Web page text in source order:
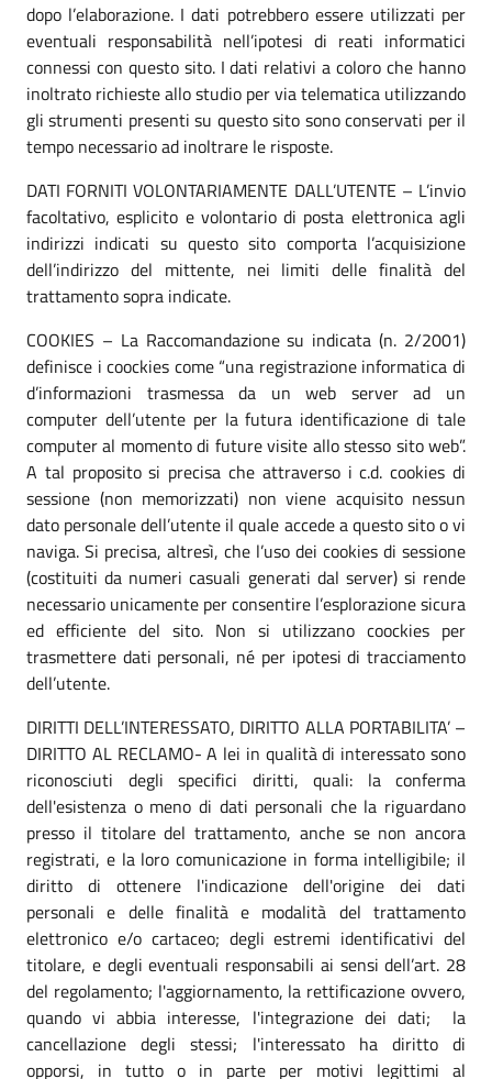
dopo l’elaborazione. I dati potrebbero essere utilizzati per
eventuali responsabilità nell’ipotesi di reati informatici
connessi con questo sito. I dati relativi a coloro che hanno
inoltrato richieste allo studio per via telematica utilizzando
gli strumenti presenti su questo sito sono conservati per il
tempo necessario ad inoltrare le risposte.
DATI FORNITI VOLONTARIAMENTE DALL’UTENTE – L’invio
facoltativo, esplicito e volontario di posta elettronica agli
indirizzi indicati su questo sito comporta l’acquisizione
dell’indirizzo del mittente, nei limiti delle finalità del
trattamento sopra indicate.
COOKIES – La Raccomandazione su indicata (n. 2/2001)
definisce i coockies come “una registrazione informatica di
d’informazioni trasmessa da un web server ad un
computer dell’utente per la futura identificazione di tale
computer al momento di future visite allo stesso sito web”.
A tal proposito si precisa che attraverso i c.d. cookies di
sessione (non memorizzati) non viene acquisito nessun
dato personale dell’utente il quale accede a questo sito o vi
naviga. Si precisa, altresì, che l’uso dei cookies di sessione
(costituiti da numeri casuali generati dal server) si rende
necessario unicamente per consentire l’esplorazione sicura
ed efficiente del sito. Non si utilizzano coockies per
trasmettere dati personali, né per ipotesi di tracciamento
dell’utente.
DIRITTI DELL’INTERESSATO, DIRITTO ALLA PORTABILITA’ –
DIRITTO AL RECLAMO- A lei in qualità di interessato sono
riconosciuti degli specifici diritti, quali: la conferma
dell'esistenza o meno di dati personali che la riguardano
presso il titolare del trattamento, anche se non ancora
registrati, e la loro comunicazione in forma intelligibile; il
diritto di ottenere l'indicazione dell'origine dei dati
personali e delle finalità e modalità del trattamento
elettronico e/o cartaceo; degli estremi identificativi del
titolare, e degli eventuali responsabili ai sensi dell’art. 28
del regolamento; l'aggiornamento, la rettificazione ovvero,
quando vi abbia interesse, l'integrazione dei dati; la
cancellazione degli stessi; l'interessato ha diritto di
opporsi, in tutto o in parte per motivi legittimi al